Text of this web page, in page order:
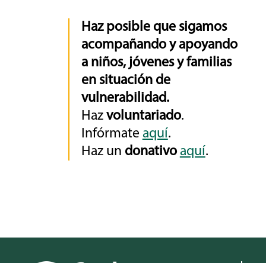
Haz posible que sigamos
acompañando y apoyando
a niños, jóvenes y familias
en situación de
vulnerabilidad.
Haz voluntariado.
Infórmate aquí.
Haz un donativo aquí.